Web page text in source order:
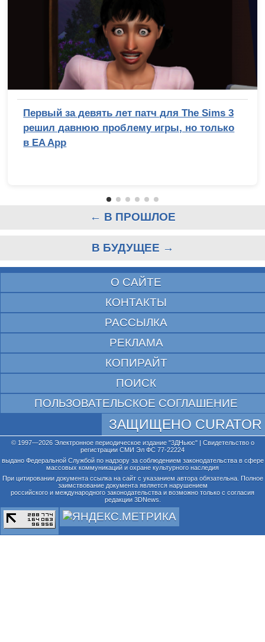
Первый за девять лет патч для The Sims 3
решил давнюю проблему игры, но только
в EA App
← В ПРОШЛОЕ
В БУДУЩЕЕ →
О САЙТЕ
КОНТАКТЫ
РАССЫЛКА
РЕКЛАМА
КОПИРАЙТ
ПОИСК
ПОЛЬЗОВАТЕЛЬСКОЕ СОГЛАШЕНИЕ
ЗАЩИЩЕНО CURATOR
© 1997—2026 Электронное периодическое издание "3ДНьюс" | Свидетельство о
регистрации СМИ Эл ФС 77-22224
выдано Федеральной Службой по надзору за соблюдением законодательства в сфере
массовых коммуникаций и охране культурного наследия
При цитировании документа ссылка на сайт с указанием автора обязательна. Полное
заимствование документа является нарушением
российского и международного законодательства и возможно только с согласия
редакции 3DNews.